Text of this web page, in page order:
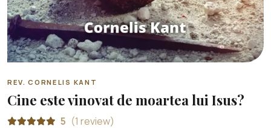
REV. CORNELIS KANT
Cine este vinovat de moartea lui Isus?
5 (1 review)